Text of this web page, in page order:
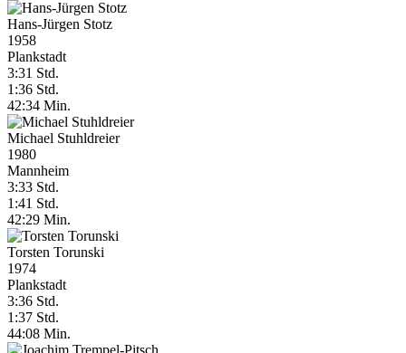
Hans-Jürgen Stotz
1958
Plankstadt
3:31 Std.
1:36 Std.
42:34 Min.
Michael Stuhldreier
1980
Mannheim
3:33 Std.
1:41 Std.
42:29 Min.
Torsten Torunski
1974
Plankstadt
3:36 Std.
1:37 Std.
44:08 Min.